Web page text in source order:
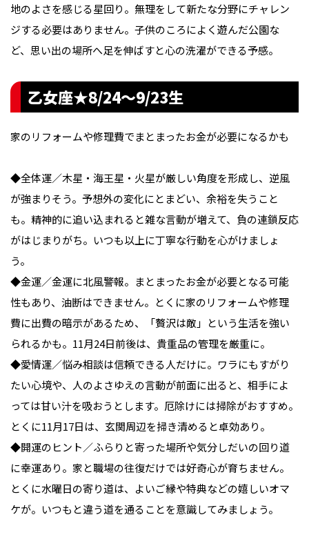
地のよさを感じる星回り。無理をして新たな分野にチャレン
ジする必要はありません。子供のころによく遊んだ公園な
ど、思い出の場所へ足を伸ばすと心の洗濯ができる予感。
乙女座★8/24〜9/23生
家のリフォームや修理費でまとまったお金が必要になるかも
◆全体運／木星・海王星・火星が厳しい角度を形成し、逆風
が強まりそう。予想外の変化にとまどい、余裕を失うこと
も。精神的に追い込まれると雑な言動が増えて、負の連鎖反応
がはじまりがち。いつも以上に丁寧な行動を心がけましょ
う。
◆金運／金運に北風警報。まとまったお金が必要となる可能
性もあり、油断はできません。とくに家のリフォームや修理
費に出費の暗示があるため、「贅沢は敵」という生活を強い
られるかも。11月24日前後は、貴重品の管理を厳重に。
◆愛情運／悩み相談は信頼できる人だけに。ワラにもすがり
たい心境や、人のよさゆえの言動が前面に出ると、相手によ
っては甘い汁を吸おうとします。厄除けには掃除がおすすめ。
とくに11月17日は、玄関周辺を掃き清めると卓効あり。
◆開運のヒント／ふらりと寄った場所や気分しだいの回り道
に幸運あり。家と職場の往復だけでは好奇心が育ちません。
とくに水曜日の寄り道は、よいご縁や特典などの嬉しいオマ
ケが。いつもと違う道を通ることを意識してみましょう。